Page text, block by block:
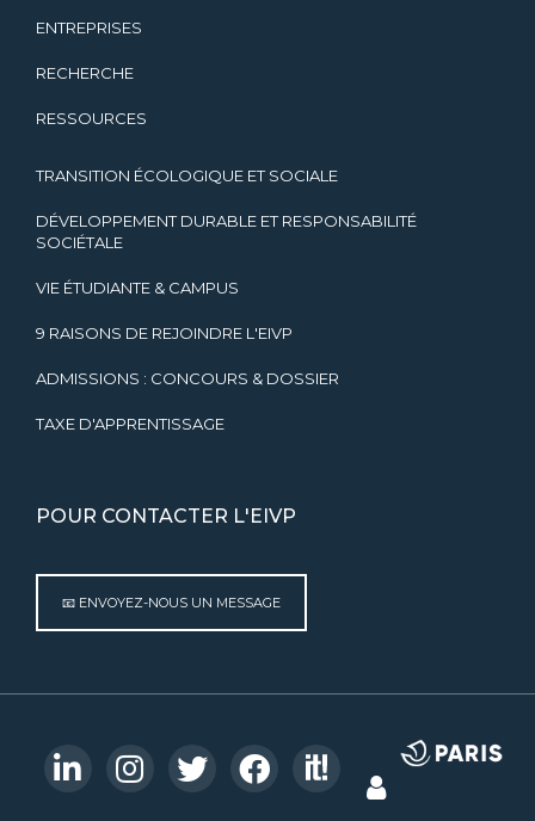
ENTREPRISES
RECHERCHE
RESSOURCES
TRANSITION ÉCOLOGIQUE ET SOCIALE
DÉVELOPPEMENT DURABLE ET RESPONSABILITÉ
SOCIÉTALE
VIE ÉTUDIANTE & CAMPUS
9 RAISONS DE REJOINDRE L'EIVP
ADMISSIONS : CONCOURS & DOSSIER
TAXE D'APPRENTISSAGE
POUR CONTACTER L'EIVP
📧 ENVOYEZ-NOUS UN MESSAGE